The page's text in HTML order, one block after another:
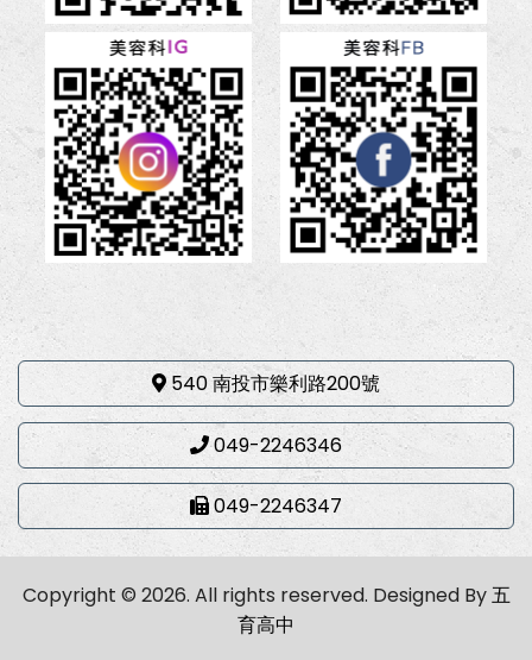
540 南投市樂利路200號
049-2246346
049-2246347
Copyright © 2026. All rights reserved. Designed By五
育高中